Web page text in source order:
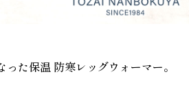
た保温 防寒レッグウォーマー。